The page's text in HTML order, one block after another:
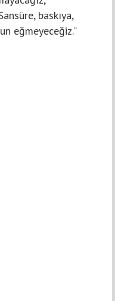
baskıya,
eğmeyeceğiz.”